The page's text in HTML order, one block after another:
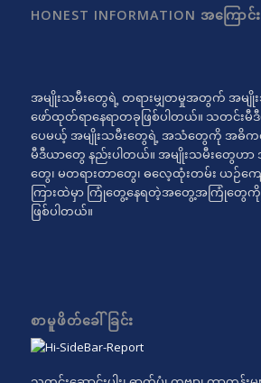
HONEST INFORMATION အကြောင်း
အမျိုးသမီးတွေရဲ့ တရားမျှတမှုအတွက် အမျို
ဖော်ထုတ်ရာနေရာတခုဖြစ်ပါတယ်။ သတင်းမီဒီ
ပေမယ့် အမျိုးသမီးတွေရဲ့ အသံတွေကို အဓိက
မီဒီယာတွေ နည်းပါတယ်။ အမျိုးသမီးတွေဟာ
တွေ၊ မတရားတာတွေ၊ ဓလေ့ထုံးတမ်း ယဉ်က
ကြားထဲမှာ ကြုံတွေ့နေရတဲ့အတွေ့အကြုံတွေကို ဖေ
ဖြစ်ပါတယ်။
စာမူဖိတ်ခေါ်ခြင်း